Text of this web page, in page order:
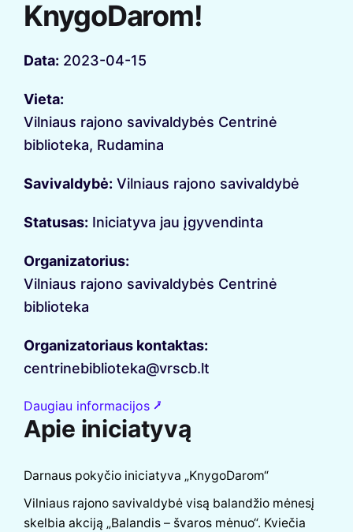
KnygoDarom!
Data: 2023-04-15
Vieta:
Vilniaus rajono savivaldybės Centrinė
biblioteka, Rudamina
Savivaldybė: Vilniaus rajono savivaldybė
Statusas: Iniciatyva jau įgyvendinta
Organizatorius:
Vilniaus rajono savivaldybės Centrinė
biblioteka
Organizatoriaus kontaktas:
centrinebiblioteka@vrscb.lt
Daugiau informacijos ⭷
Apie iniciatyvą
Darnaus pokyčio iniciatyva „KnygoDarom“
Vilniaus rajono savivaldybė visą balandžio mėnesį
skelbia akciją „Balandis – švaros mėnuo“. Kviečia